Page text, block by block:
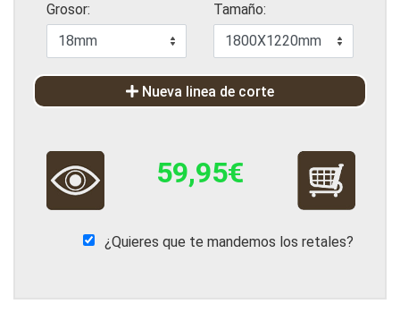
Grosor: Tamaño:
Nueva linea de corte
59,95€
¿Quieres que te mandemos los retales?